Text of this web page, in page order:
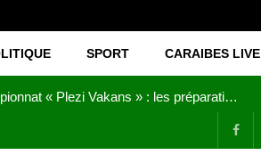
SPORT CARAIBES LIVE
Joy Clerf Derisier, sur les traces de son père : évangéliser par la musique